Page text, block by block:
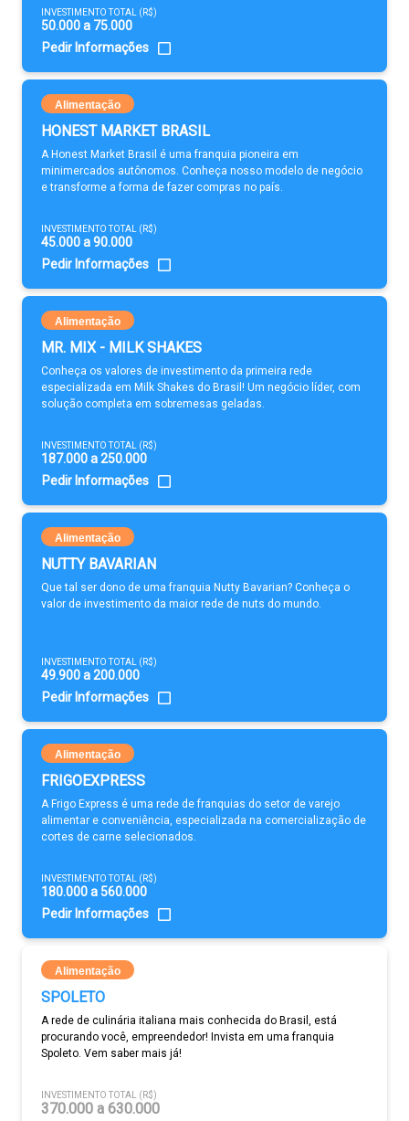
INVESTIMENTO TOTAL (R$)
50.000 a 75.000
Pedir Informações
Alimentação
HONEST MARKET BRASIL
A Honest Market Brasil é uma franquia pioneira em
minimercados autônomos. Conheça nosso modelo de negócio
e transforme a forma de fazer compras no país.
INVESTIMENTO TOTAL (R$)
45.000 a 90.000
Pedir Informações
Alimentação
MR. MIX - MILK SHAKES
Conheça os valores de investimento da primeira rede
especializada em Milk Shakes do Brasil! Um negócio líder, com
solução completa em sobremesas geladas.
INVESTIMENTO TOTAL (R$)
187.000 a 250.000
Pedir Informações
Alimentação
NUTTY BAVARIAN
Que tal ser dono de uma franquia Nutty Bavarian? Conheça o
valor de investimento da maior rede de nuts do mundo.
INVESTIMENTO TOTAL (R$)
49.900 a 200.000
Pedir Informações
Alimentação
FRIGOEXPRESS
A Frigo Express é uma rede de franquias do setor de varejo
alimentar e conveniência, especializada na comercialização de
cortes de carne selecionados.
INVESTIMENTO TOTAL (R$)
180.000 a 560.000
Pedir Informações
Alimentação
SPOLETO
A rede de culinária italiana mais conhecida do Brasil, está
procurando você, empreendedor! Invista em uma franquia
Spoleto. Vem saber mais já!
INVESTIMENTO TOTAL (R$)
370.000 a 630.000